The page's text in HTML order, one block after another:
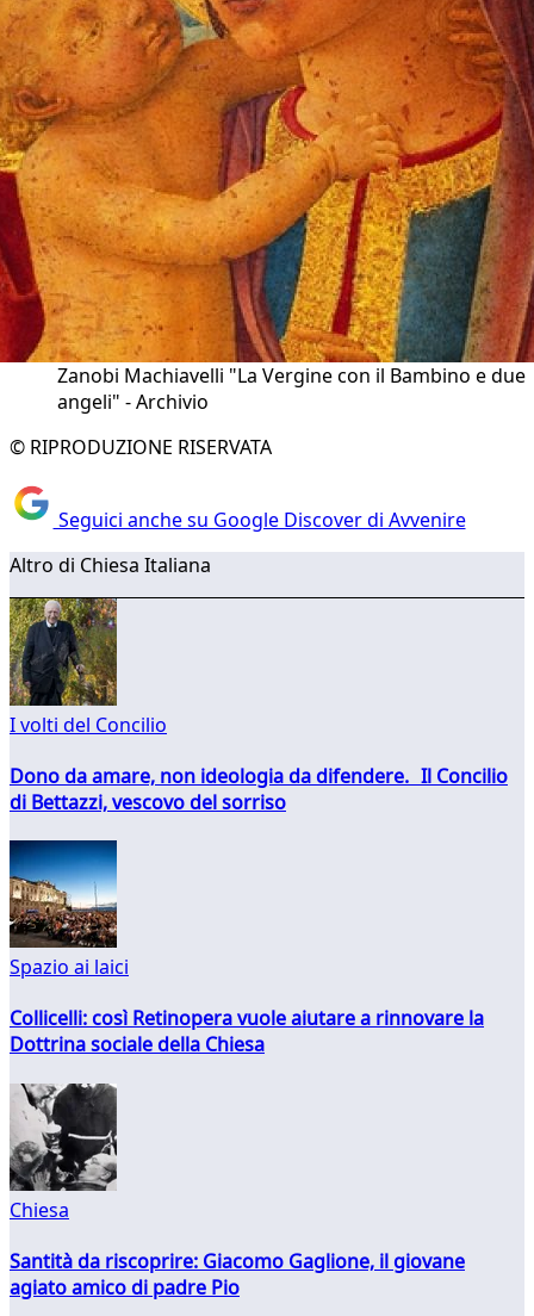
Zanobi Machiavelli "La Vergine con il Bambino e due
angeli" - Archivio
© RIPRODUZIONE RISERVATA
Seguici anche su Google Discover di Avvenire
Altro di Chiesa Italiana
I volti del Concilio
Dono da amare, non ideologia da difendere. Il Concilio
di Bettazzi, vescovo del sorriso
Spazio ai laici
Collicelli: così Retinopera vuole aiutare a rinnovare la
Dottrina sociale della Chiesa
Chiesa
Santità da riscoprire: Giacomo Gaglione, il giovane
agiato amico di padre Pio